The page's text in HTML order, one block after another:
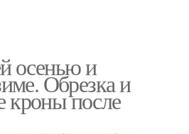
осенью и
Обрезка и
кроны после